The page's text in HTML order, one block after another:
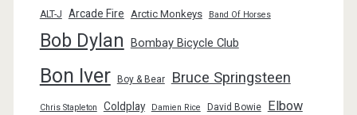
ALT-J Arcade Fire Arctic Monkeys Band Of Horses
Bob Dylan Bombay Bicycle Club
Bon Iver Boy & Bear Bruce Springsteen
Chris Stapleton Coldplay Damien Rice David Bowie Elbow